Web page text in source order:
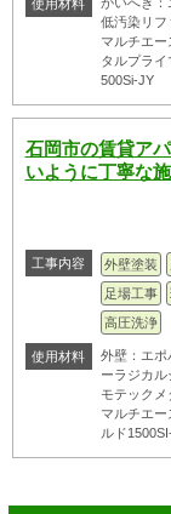
使用材料
低汚染リ
マルチエ
タルプライ
500Si-JY
石岡市の賃貸ア
いように丁寧な
工事内容 外壁塗装
足場工事
高圧洗浄
使用材料
外壁：エポ
ーラジカ
モテック
マルチエ
ルド